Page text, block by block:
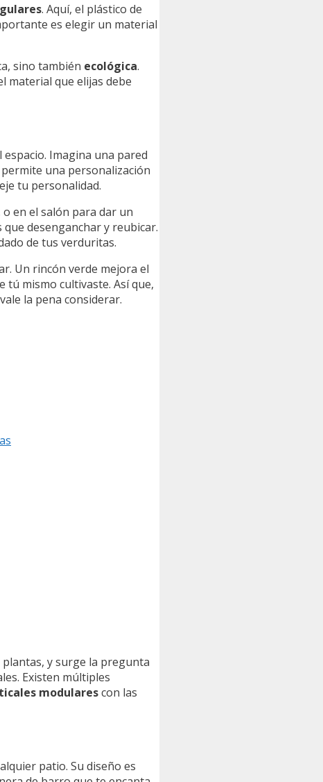
. Aquí, el plástico de
es elegir un material
sino también ecológica.
material que elijas debe
Imagina una pared
una personalización
tu personalidad.
en el salón para dar un
desenganchar y reubicar.
de tus verduritas.
Un rincón verde mejora el
tú mismo cultivaste. Así que,
la pena considerar.
y surge la pregunta
Existen múltiples
modularescon las
patio. Su diseño es